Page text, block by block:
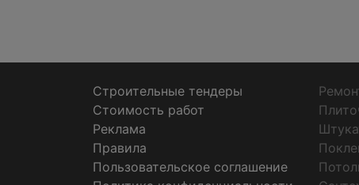
Строительные тендеры
Стоимость работ
Реклама
Правила
Пользовательское соглашение